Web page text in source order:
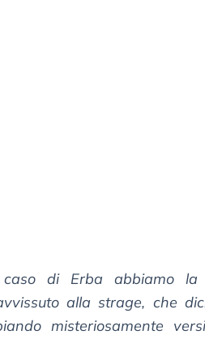
caso di Erba abbiamo
alla strage, che
misteriosamente